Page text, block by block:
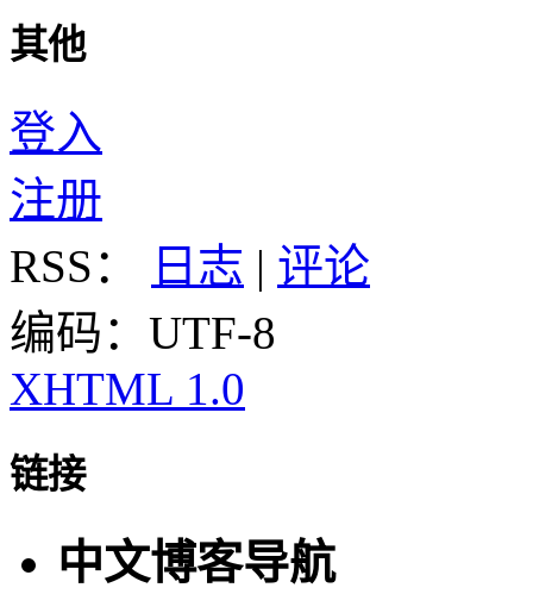
其他
登入
注册
RSS：
日志 | 评论
编码：UTF-8
XHTML 1.0
链接
中文博客导航